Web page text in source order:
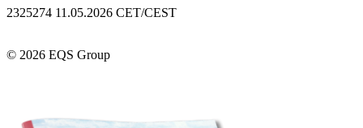
2325274 11.05.2026 CET/CEST
© 2026 EQS Group